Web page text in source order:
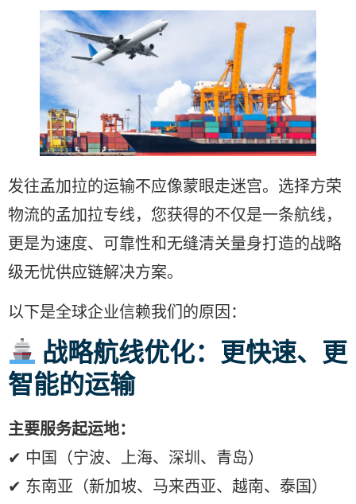
发往孟加拉的运输不应像蒙眼走迷宫。选择方荣
物流的孟加拉专线，您获得的不仅是一条航线，
更是为速度、可靠性和无缝清关量身打造的战略
级无忧供应链解决方案。
以下是全球企业信赖我们的原因：
战略航线优化：更快速、更
智能的运输
主要服务起运地：
✔ 中国（宁波、上海、深圳、青岛）
✔ 东南亚（新加坡、马来西亚、越南、泰国）